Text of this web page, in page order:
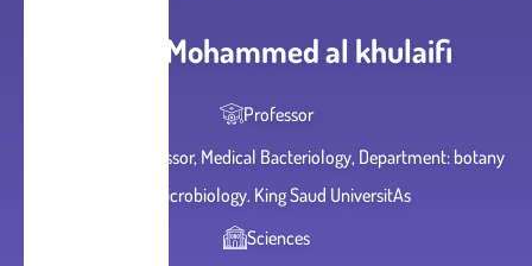
Manal Mohammed al khulaifi
Professor
, ِ Associate professor, Medical Bacteriology, Department: botany
& microbiology. King Saud UniversitAs
Sciences